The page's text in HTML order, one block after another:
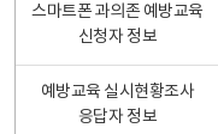
스마트폰 과의존 예방교육
신청자 정보
예방교육 실시현황조사
응답자 정보